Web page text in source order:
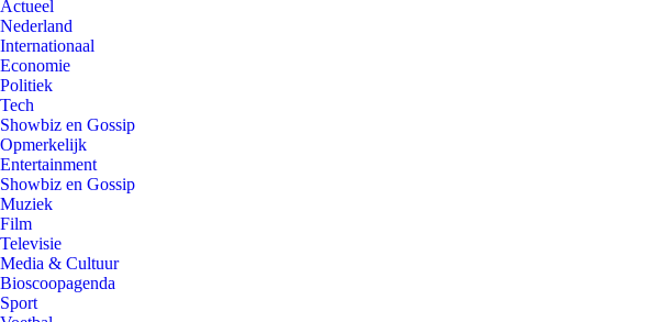
Actueel
Nederland
Internationaal
Economie
Politiek
Tech
Showbiz en Gossip
Opmerkelijk
Entertainment
Showbiz en Gossip
Muziek
Film
Televisie
Media & Cultuur
Bioscoopagenda
Sport